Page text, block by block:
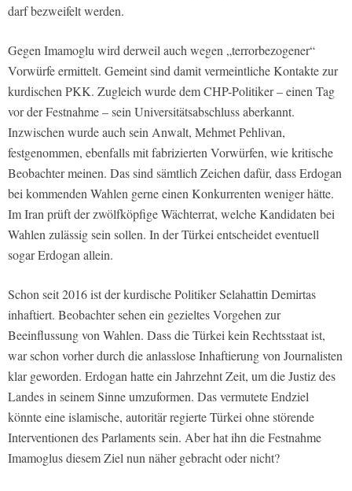
darf bezweifelt werden.
Gegen Imamoglu wird derweil auch wegen „terrorbezogener“
Vorwürfe ermittelt. Gemeint sind damit vermeintliche Kontakte zur
kurdischen PKK. Zugleich wurde dem CHP-Politiker – einen Tag
vor der Festnahme – sein Universitätsabschluss aberkannt.
Inzwischen wurde auch sein Anwalt, Mehmet Pehlivan,
festgenommen, ebenfalls mit fabrizierten Vorwürfen, wie kritische
Beobachter meinen. Das sind sämtlich Zeichen dafür, dass Erdogan
bei kommenden Wahlen gerne einen Konkurrenten weniger hätte.
Im Iran prüft der zwölfköpfige Wächterrat, welche Kandidaten bei
Wahlen zulässig sein sollen. In der Türkei entscheidet eventuell
sogar Erdogan allein.
Schon seit 2016 ist der kurdische Politiker Selahattin Demirtas
inhaftiert. Beobachter sehen ein gezieltes Vorgehen zur
Beeinflussung von Wahlen. Dass die Türkei kein Rechtsstaat ist,
war schon vorher durch die anlasslose Inhaftierung von Journalisten
klar geworden. Erdogan hatte ein Jahrzehnt Zeit, um die Justiz des
Landes in seinem Sinne umzuformen. Das vermutete Endziel
könnte eine islamische, autoritär regierte Türkei ohne störende
Interventionen des Parlaments sein. Aber hat ihn die Festnahme
Imamoglus diesem Ziel nun näher gebracht oder nicht?